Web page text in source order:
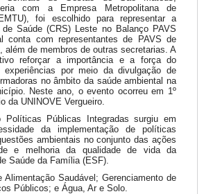
com a Empresa Metropolitana de
foi escolhido para representar a
de Saúde (CRS) Leste no Balanço PAVS
conta com representantes de PAVS de
além de membros de outras secretarias. A
reforçar a importância e a força do
por meio da divulgação de
no âmbito da saúde ambiental na
Neste ano, o evento ocorreu em 1º
da UNINOVE Vergueiro.
Políticas Públicas Integradas surgiu em
da implementação de políticas
ambientais no conjunto das ações
e melhoria da qualidade de vida da
Saúde da Família (ESF).
Saudável; Gerenciamento de
Públicos; e Água, Ar e Solo.